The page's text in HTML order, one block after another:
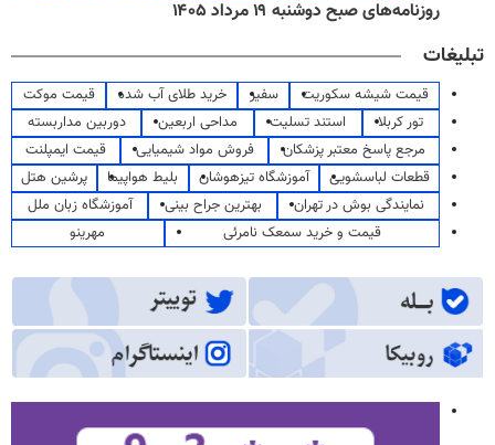
روزنامه‌های صبح دوشنبه ۱۹ مرداد ۱۴۰۵
تبلیغات
قیمت شیشه سکوریت سفیر خرید طلای آب شده
قیمت موکت
تور کربلا
استند تسلیت مداحی اربعین
دوربین مداربسته
مرجع پاسخ معتبر پزشکان
فروش مواد شیمیایی
قیمت ایمپلنت
قطعات لباسشویی
آموزشگاه تیزهوشان بلیط هواپیما
پرشین هتل
نمایندگی بوش در تهران
بهترین جراح بینی
آموزشگاه زبان ملل
قیمت و خرید سمعک نامرئی
مهرینو